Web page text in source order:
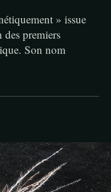
» issue
premiers
Son nom